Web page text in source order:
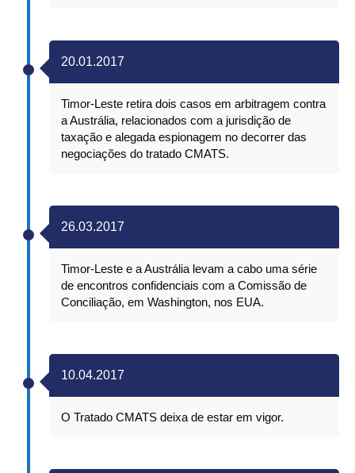
20.01.2017
Timor-Leste retira dois casos em arbitragem contra
a Austrália, relacionados com a jurisdição de
taxação e alegada espionagem no decorrer das
negociações do tratado CMATS.
26.03.2017
Timor-Leste e a Austrália levam a cabo uma série
de encontros confidenciais com a Comissão de
Conciliação, em Washington, nos EUA.
10.04.2017
O Tratado CMATS deixa de estar em vigor.